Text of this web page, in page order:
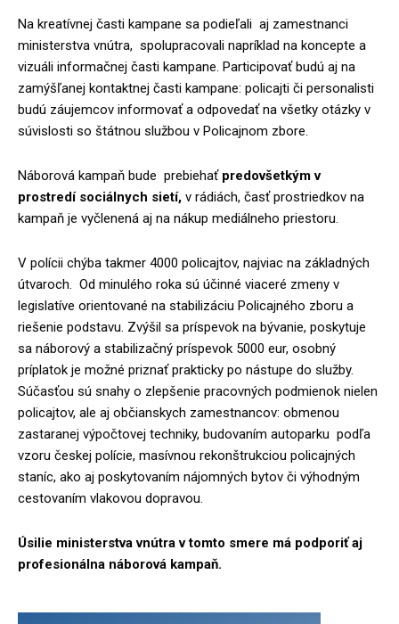
Na kreatívnej časti kampane sa podieľali aj zamestnanci
ministerstva vnútra, spolupracovali napríklad na koncepte a
vizuáli informačnej časti kampane. Participovať budú aj na
zamýšľanej kontaktnej časti kampane: policajti či personalisti
budú záujemcov informovať a odpovedať na všetky otázky v
súvislosti so štátnou službou v Policajnom zbore.
Náborová kampaň bude prebiehať predovšetkým v
prostredí sociálnych sietí, v rádiách, časť prostriedkov na
kampaň je vyčlenená aj na nákup mediálneho priestoru.
V polícii chýba takmer 4000 policajtov, najviac na základných
útvaroch. Od minulého roka sú účinné viaceré zmeny v
legislatíve orientované na stabilizáciu Policajného zboru a
riešenie podstavu. Zvýšil sa príspevok na bývanie, poskytuje
sa náborový a stabilizačný príspevok 5000 eur, osobný
príplatok je možné priznať prakticky po nástupe do služby.
Súčasťou sú snahy o zlepšenie pracovných podmienok nielen
policajtov, ale aj občianskych zamestnancov: obmenou
zastaranej výpočtovej techniky, budovaním autoparku podľa
vzoru českej polície, masívnou rekonštrukciou policajných
staníc, ako aj poskytovaním nájomných bytov či výhodným
cestovaním vlakovou dopravou.
Úsilie ministerstva vnútra v tomto smere má podporiť aj
profesionálna náborová kampaň.